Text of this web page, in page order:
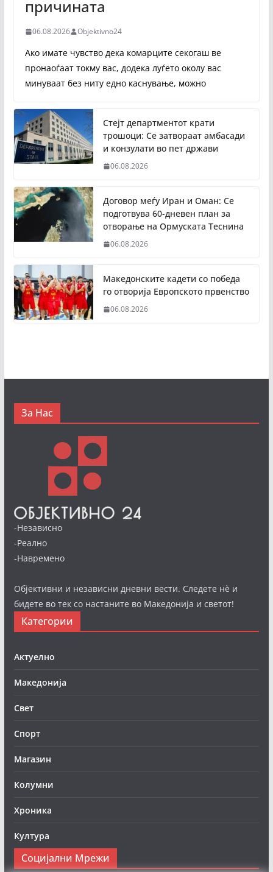
причината
06.08.2026 Objektivno24
Ако имате чувство дека комарците секогаш ве
пронаоѓаат токму вас, додека луѓето околу вас
минуваат без ниту едно каснување, можно
Стејт департментот крати
трошоци: Се затвораат амбасади
и конзулати во пет држави
06.08.2026
Договор меѓу Иран и Оман: Се
подготвува 60-дневен план за
отворање на Ормуската Теснина
06.08.2026
Македонските кадети со победа
го отворија Европското првенство
06.08.2026
За Нас
-Независно
-Реално
-Навремено
Објективни и независни дневни вести. Следете нè и
бидете во тек со настаните во Македонија и светот!
Категории
Актуелно
Македонија
Свет
Спорт
Магазин
Колумни
Хроника
Култура
Социјални Мрежи